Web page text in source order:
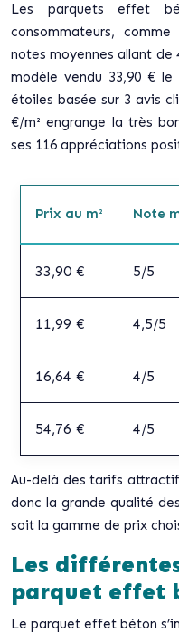
Les parquets effet
consommateurs,
notes moyennes allant de
modèle vendu 33,90 €
étoiles basée sur 3 avis
€/m² engrange la très
ses 116 appréciations
Prix au m² Note
33,90 € 5/5
11,99 € 4,5/5
16,64 € 4/5
54,76 € 4/5
Au-delà des tarifs
donc la grande qualité
soit la gamme de prix
Les
parquet effet
Le parquet effet béton